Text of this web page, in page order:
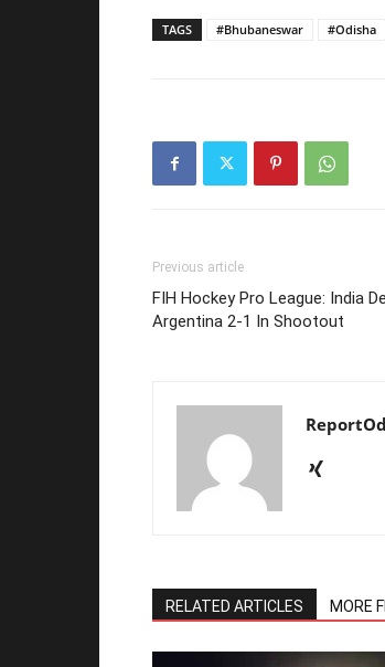
TAGS #Bhubaneswar #Odisha
Previous article
FIH Hockey Pro League: India
Argentina 2-1 In Shootout
RELATED ARTICLES MORE